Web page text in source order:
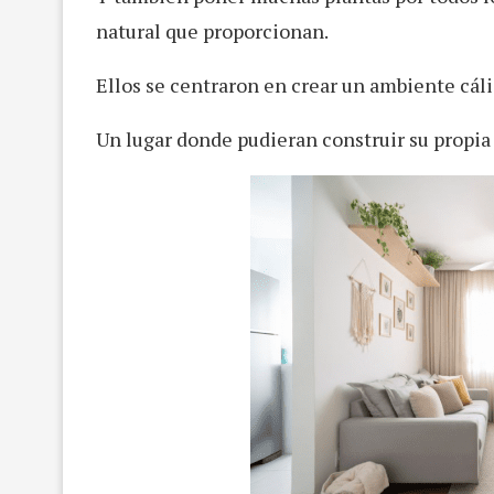
natural que proporcionan.
Ellos se centraron en crear un ambiente
Un lugar donde pudieran construir su